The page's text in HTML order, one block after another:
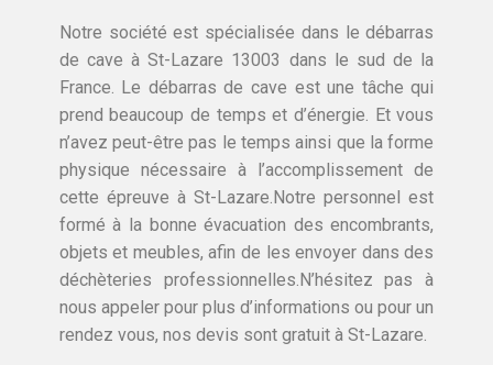
Notre société est spécialisée dans le débarras
de cave à St-Lazare 13003 dans le sud de la
France. Le débarras de cave est une tâche qui
prend beaucoup de temps et d’énergie. Et vous
n’avez peut-être pas le temps ainsi que la forme
physique nécessaire à l’accomplissement de
cette épreuve à St-Lazare.Notre personnel est
formé à la bonne évacuation des encombrants,
objets et meubles, afin de les envoyer dans des
déchèteries professionnelles.N’hésitez pas à
nous appeler pour plus d’informations ou pour un
rendez vous, nos devis sont gratuit à St-Lazare.